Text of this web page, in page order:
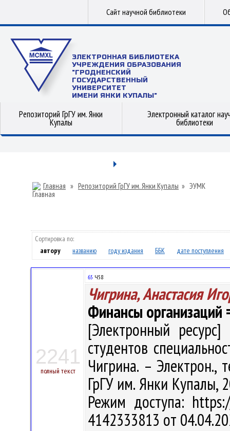
Сайт научной библиотеки
ЭЛЕКТРОННАЯ БИБЛИОТЕКА
УЧРЕЖДЕНИЯ ОБРАЗОВАНИЯ
"ГРОДНЕНСКИЙ
ГОСУДАРСТВЕННЫЙ
УНИВЕРСИТЕТ
ИМЕНИ ЯНКИ КУПАЛЫ"
Репозиторий ГрГУ им. Янки
Купалы
Электронный каталог
библиотеки
Главная » Репозиторий ГрГУ им. Янки Купалы » ЭУМК
Сортировка по:
автору
названию году издания ББК дате поступления
2241
полный текст
65 Ч58
Чигрина, Анастасия
Финансы организаций
[Электронный
студентов
Чигрина. – Электрон.,
ГрГУ им. Янки Купалы,
Режим доступа:
4142333813 от